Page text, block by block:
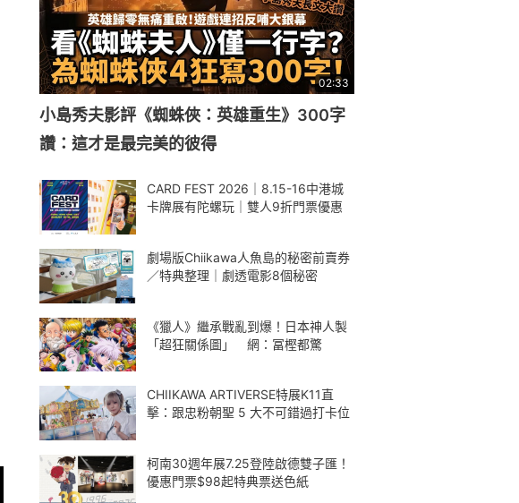
02:33
小島秀夫影評《蜘蛛俠：英雄重生》300字
讚：這才是最完美的彼得
CARD FEST 2026｜8.15-16中港城
卡牌展有陀螺玩｜雙人9折門票優惠
劇場版Chiikawa人魚島的秘密前賣券
／特典整理｜劇透電影8個秘密
《獵人》繼承戰亂到爆！日本神人製
「超狂關係圖」 網：冨樫都驚
CHIIKAWA ARTIVERSE特展K11直
擊：跟忠粉朝聖 5 大不可錯過打卡位
柯南30週年展7.25登陸啟德雙子匯！
優惠門票$98起特典票送色紙